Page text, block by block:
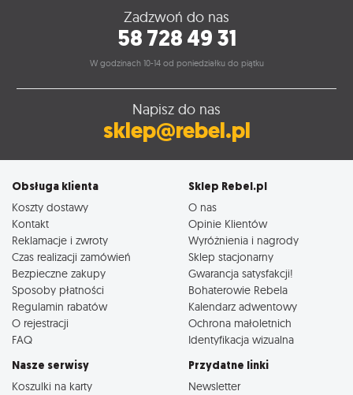
Zadzwoń do nas
58 728 49 31
W godzinach 10-14 od poniedziałku do piątku
Napisz do nas
sklep@rebel.pl
Obsługa klienta
Koszty dostawy
Kontakt
Reklamacje i zwroty
Czas realizacji zamówień
Bezpieczne zakupy
Sposoby płatności
Regulamin rabatów
O rejestracji
FAQ
Sklep Rebel.pl
O nas
Opinie Klientów
Wyróżnienia i nagrody
Sklep stacjonarny
Gwarancja satysfakcji!
Bohaterowie Rebela
Kalendarz adwentowy
Ochrona małoletnich
Identyfikacja wizualna
Nasze serwisy
Koszulki na karty
Przydatne linki
Newsletter